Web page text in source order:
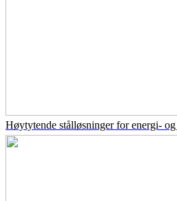
Høytytende stålløsninger for energi-